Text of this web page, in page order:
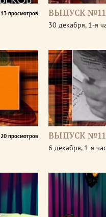
13 просмотров ВЫПУСК
30 декабря, 1-я
20 просмотров ВЫПУСК
6 декабря, 1-я